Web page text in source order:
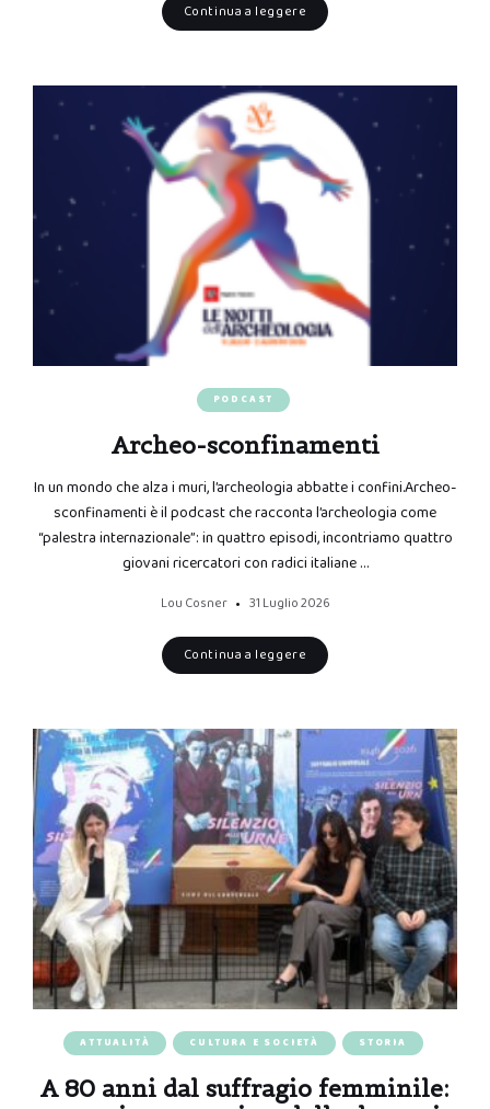
Continua a leggere
PODCAST
Archeo-sconfinamenti
In un mondo che alza i muri, l’archeologia abbatte i confini.Archeo-
sconfinamenti è il podcast che racconta l’archeologia come
“palestra internazionale”: in quattro episodi, incontriamo quattro
giovani ricercatori con radici italiane …
Lou Cosner 31 Luglio 2026
Continua a leggere
ATTUALITÀ CULTURA E SOCIETÀ STORIA
A 80 anni dal suffragio femminile: